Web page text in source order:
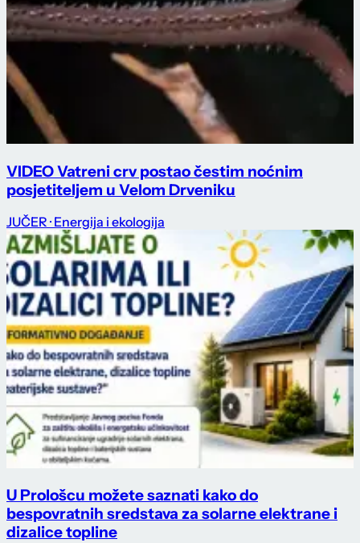
VIDEO Vatreni crv postao čestim noćnim
posjetiteljem u Velom Drveniku
JUČER · Energija i ekologija
U Prološcu možete saznati kako do
bespovratnih sredstava za solarne elektrane i
dizalice topline